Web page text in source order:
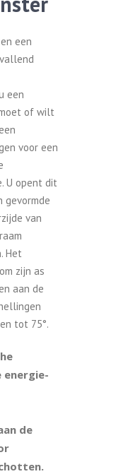
een
een
of wilt
voor een
U opent dit
gevormde
van
Het
zijn as
aan de
tot 75°.
de